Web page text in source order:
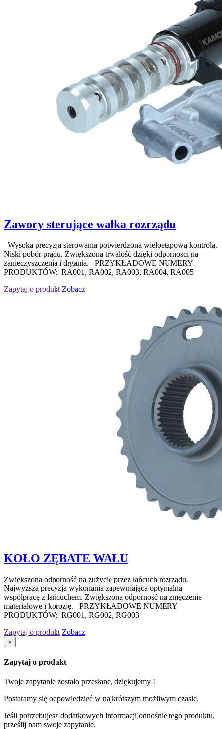
Zawory sterujące wałka rozrządu
Wysoka precyzja sterowania potwierdzona wieloetapową kontrolą.
Niski pobór prądu. Zwiększona trwałość dzięki odporności na
zanieczyszczenia i drgania. PRZYKŁADOWE NUMERY
PRODUKTÓW: RA001, RA002, RA003, RA004, RA005
Zapytaj o produkt Zobacz
KOŁO ZĘBATE WAŁU
Zwiększona odporność na zużycie przez łańcuch rozrządu.
Najwyższa precyzja wykonania zapewniająca optymalną
współpracę z łańcuchem. Zwiększona odporność na zmęczenie
materiałowe i korozję. PRZYKŁADOWE NUMERY
PRODUKTÓW: RG001, RG002, RG003
Zapytaj o produkt Zobacz
×
Zapytaj o produkt
Twoje zapytanie zostało przesłane, dziękujemy !
Postaramy się odpowiedzieć w najkrótszym możliwym czasie.
Jeśli potrzebujesz dodatkowych informacji odnośnie tego produktu,
prześlij nam swoje zapytanie.